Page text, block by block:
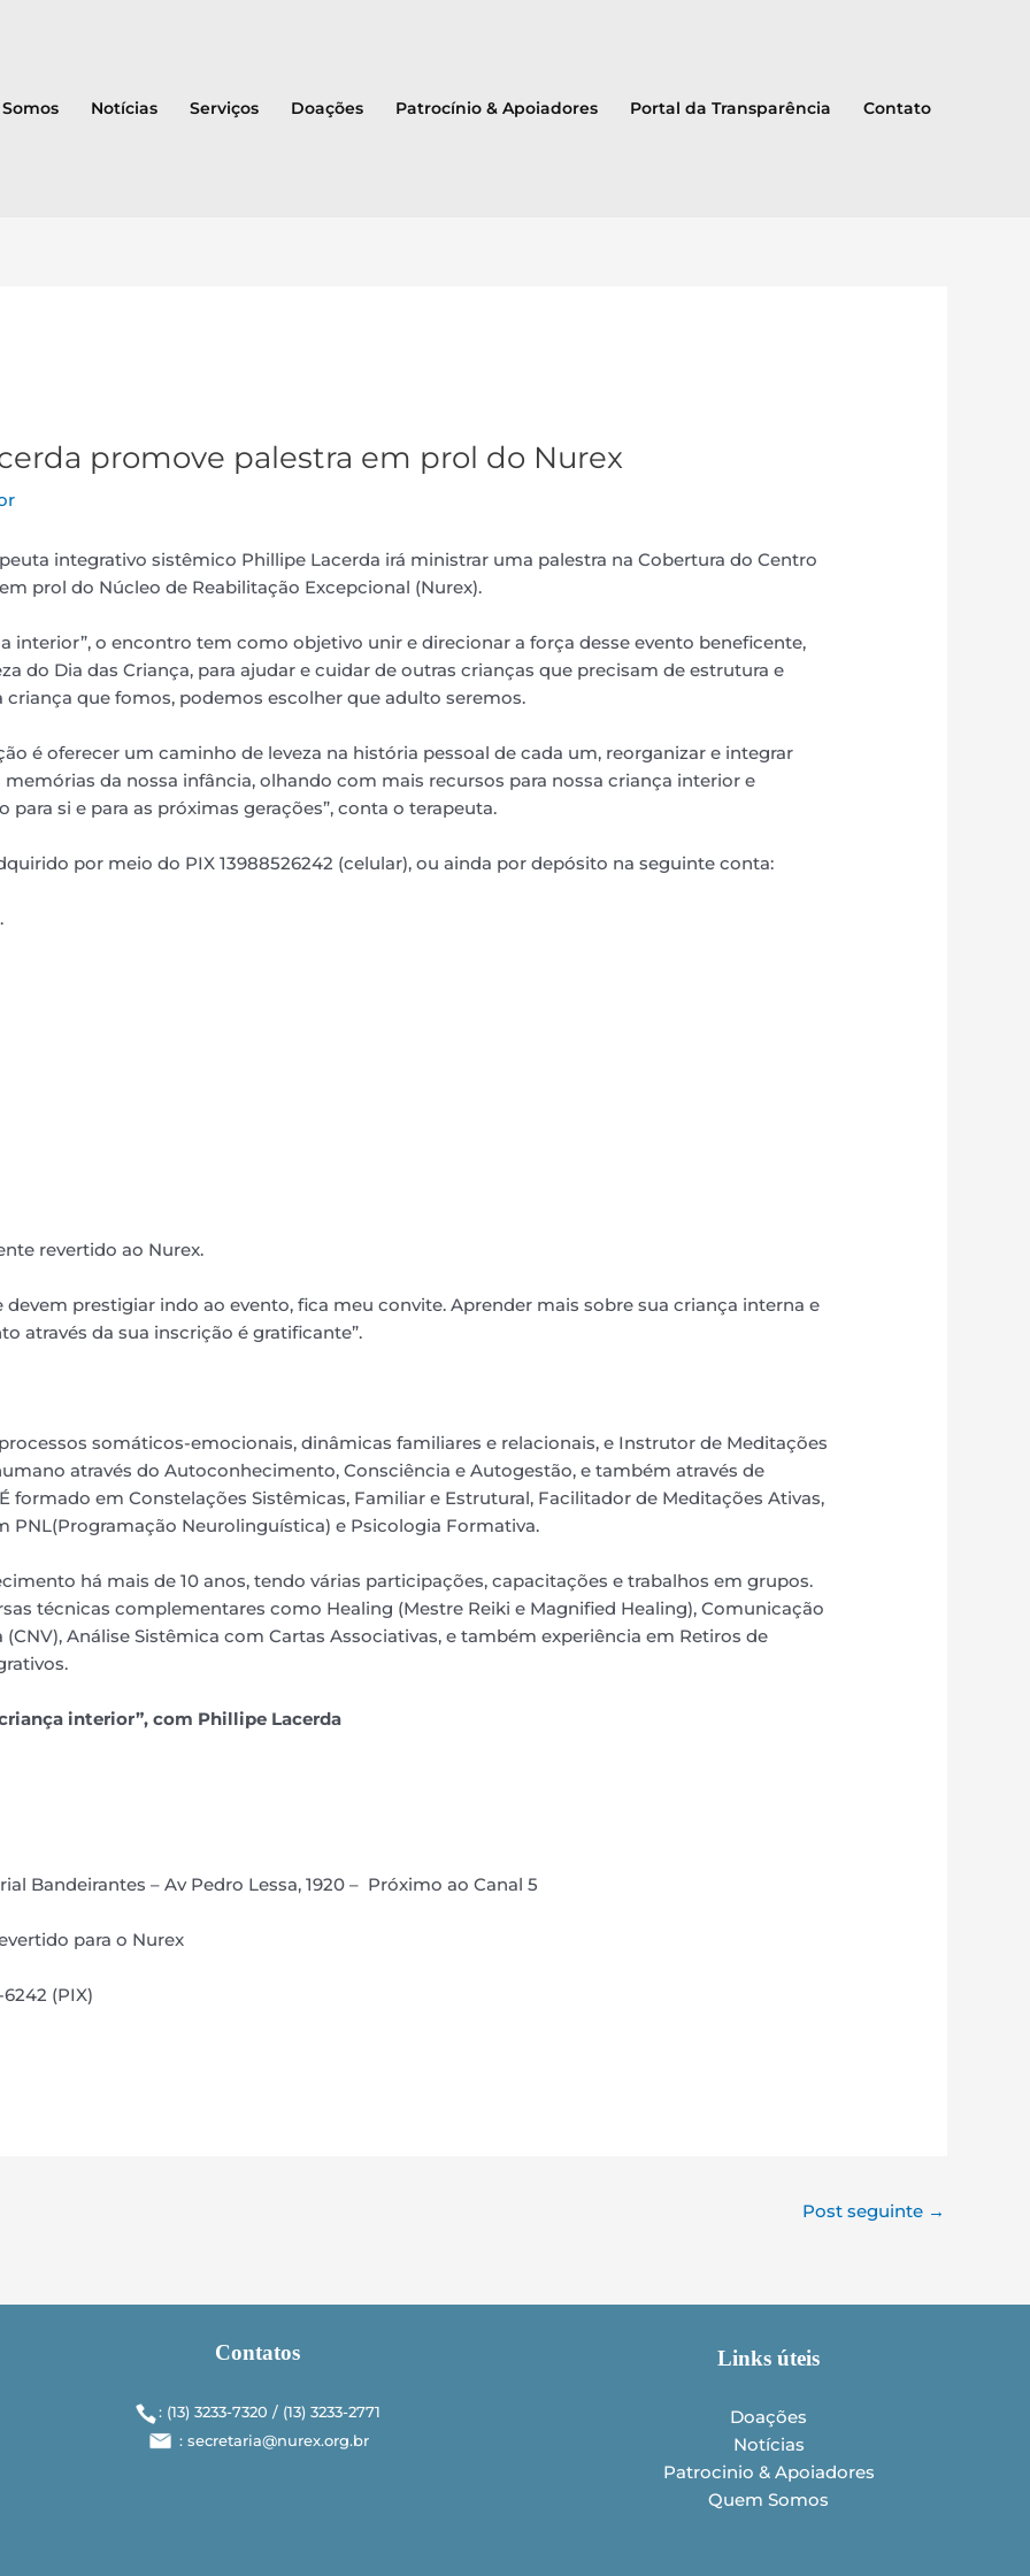
Notícias Serviços Doações Patrocínio & Apoiadores Portal da Transparência Contato
promove palestra em prol do Nurex
integrativo sistêmico Phillipe Lacerda irá ministrar uma palestra na Cobertura do Centro
prol do Núcleo de Reabilitação Excepcional (Nurex).
interior”, o encontro tem como objetivo unir e direcionar a força desse evento beneficente,
do Dia das Criança, para ajudar e cuidar de outras crianças que precisam de estrutura e
que fomos, podemos escolher que adulto seremos.
é oferecer um caminho de leveza na história pessoal de cada um, reorganizar e integrar
da nossa infância, olhando com mais recursos para nossa criança interior e
si e para as próximas gerações”, conta o terapeuta.
por meio do PIX 13988526242 (celular), ou ainda por depósito na seguinte conta:
revertido ao Nurex.
devem prestigiar indo ao evento, fica meu convite. Aprender mais sobre sua criança interna e
através da sua inscrição é gratificante”.
somáticos-emocionais, dinâmicas familiares e relacionais, e Instrutor de Meditações
através do Autoconhecimento, Consciência e Autogestão, e também através de
formado em Constelações Sistêmicas, Familiar e Estrutural, Facilitador de Meditações Ativas,
PNL(Programação Neurolinguística) e Psicologia Formativa.
há mais de 10 anos, tendo várias participações, capacitações e trabalhos em grupos.
técnicas complementares como Healing (Mestre Reiki e Magnified Healing), Comunicação
Análise Sistêmica com Cartas Associativas, e também experiência em Retiros de
interior”, com Phillipe Lacerda
Bandeirantes – Av Pedro Lessa, 1920 – Próximo ao Canal 5
para o Nurex
(PIX)
Post seguinte →
Contatos
: (13) 3233-7320 / (13) 3233-­2771
: secretaria@nurex.org.br
Links úteis
Doações
Notícias
Patrocinio & Apoiadores
Quem Somos